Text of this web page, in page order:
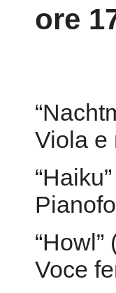
ore
Viola e
“Howl”
Voce